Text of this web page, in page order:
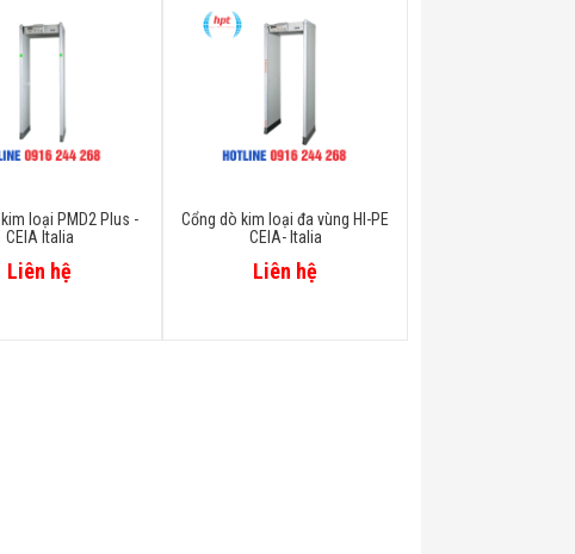
loại PMD2 Plus -
CEIA Italia
Liên hệ
Cổng dò kim loại đa vùng HI-PE
CEIA- Italia
Liên hệ